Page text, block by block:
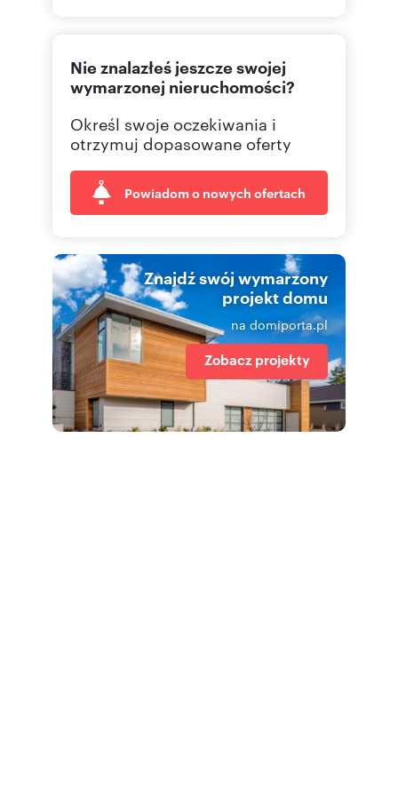
Nie znalazłeś jeszcze swojej
wymarzonej nieruchomości?
Określ swoje oczekiwania i
otrzymuj dopasowane oferty
Powiadom o nowych ofertach
Znajdź swój wymarzony
projekt domu
na domiporta.pl
Zobacz projekty